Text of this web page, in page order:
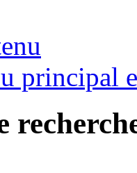
principal